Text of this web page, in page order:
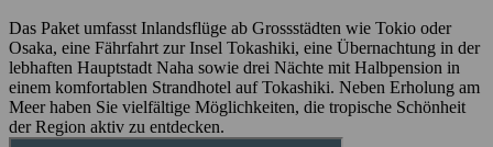
Das Paket umfasst Inlandsflüge ab Grossstädten wie Tokio oder
Osaka, eine Fährfahrt zur Insel Tokashiki, eine Übernachtung in der
lebhaften Hauptstadt Naha sowie drei Nächte mit Halbpension in
einem komfortablen Strandhotel auf Tokashiki. Neben Erholung am
Meer haben Sie vielfältige Möglichkeiten, die tropische Schönheit
der Region aktiv zu entdecken.